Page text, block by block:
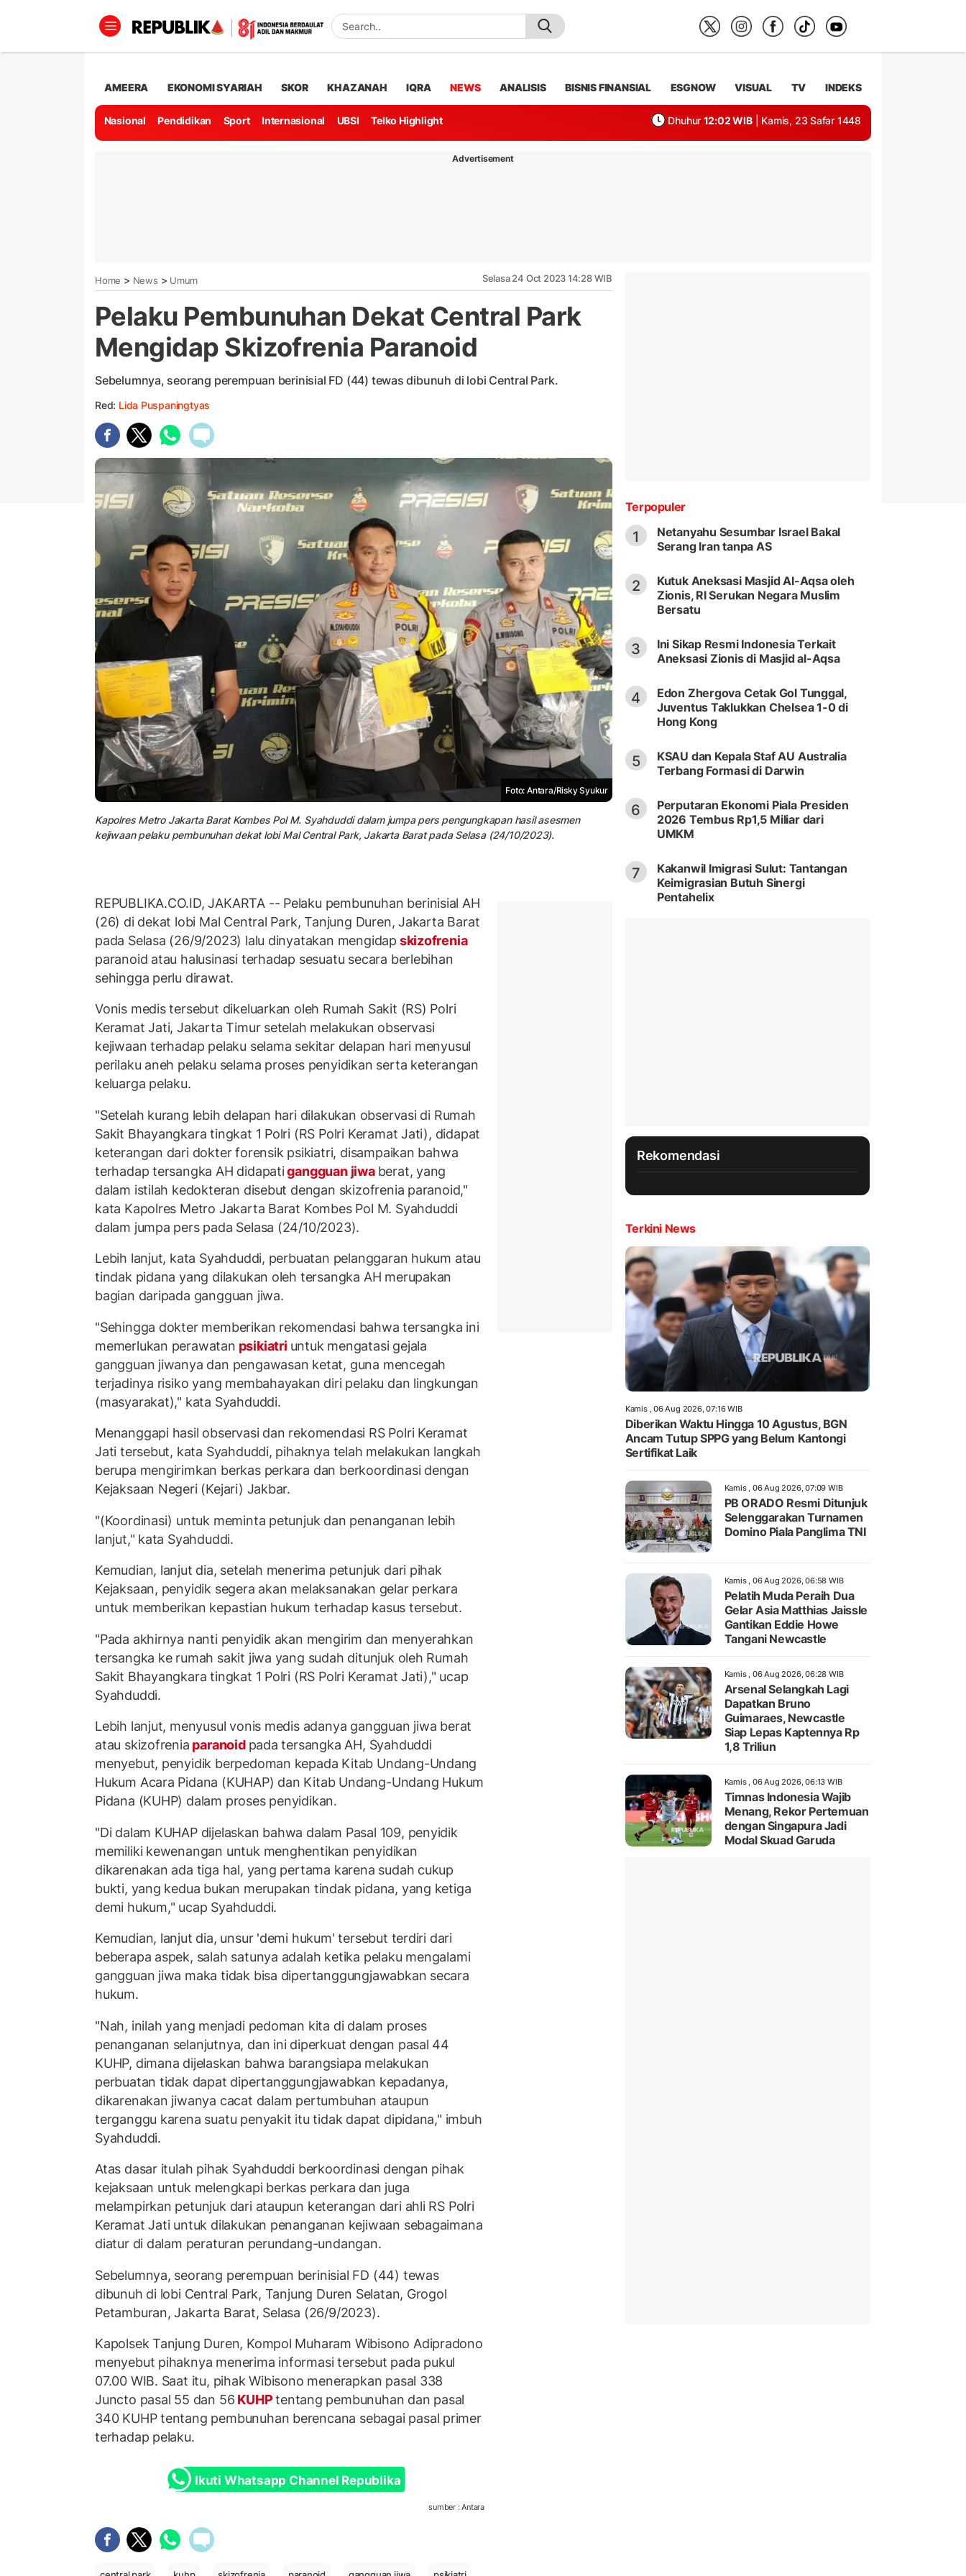
AMEERA EKONOMI SYARIAH SKOR KHAZANAH IQRA NEWS ANALISIS BISNIS FINANSIAL ESGNOW VISUAL TV INDEKS
Nasional Pendidikan Sport Internasional UBSI Telko Highlight Dhuhur 12:02 WIB | Kamis, 23 Safar 1448
Advertisement
Home > News > Umum Selasa 24 Oct 2023 14:28 WIB
Pelaku Pembunuhan Dekat Central Park
Mengidap Skizofrenia Paranoid
Sebelumnya, seorang perempuan berinisial FD (44) tewas dibunuh di lobi Central Park.
Red: Lida Puspaningtyas
Foto: Antara/Risky Syukur
Kapolres Metro Jakarta Barat Kombes Pol M. Syahduddi dalam jumpa pers pengungkapan hasil asesmen
kejiwaan pelaku pembunuhan dekat lobi Mal Central Park, Jakarta Barat pada Selasa (24/10/2023).
REPUBLIKA.CO.ID, JAKARTA -- Pelaku pembunuhan berinisial AH
(26) di dekat lobi Mal Central Park, Tanjung Duren, Jakarta Barat
pada Selasa (26/9/2023) lalu dinyatakan mengidap skizofrenia
paranoid atau halusinasi terhadap sesuatu secara berlebihan
sehingga perlu dirawat.
Vonis medis tersebut dikeluarkan oleh Rumah Sakit (RS) Polri
Keramat Jati, Jakarta Timur setelah melakukan observasi
kejiwaan terhadap pelaku selama sekitar delapan hari menyusul
perilaku aneh pelaku selama proses penyidikan serta keterangan
keluarga pelaku.
"Setelah kurang lebih delapan hari dilakukan observasi di Rumah
Sakit Bhayangkara tingkat 1 Polri (RS Polri Keramat Jati), didapat
keterangan dari dokter forensik psikiatri, disampaikan bahwa
terhadap tersangka AH didapatigangguan jiwa berat, yang
dalam istilah kedokteran disebut dengan skizofrenia paranoid,"
kata Kapolres Metro Jakarta Barat Kombes Pol M. Syahduddi
dalam jumpa pers pada Selasa (24/10/2023).
Lebih lanjut, kata Syahduddi, perbuatan pelanggaran hukum atau
tindak pidana yang dilakukan oleh tersangka AH merupakan
bagian daripada gangguan jiwa.
"Sehingga dokter memberikan rekomendasi bahwa tersangka ini
memerlukan perawatan psikiatri untuk mengatasi gejala
gangguan jiwanya dan pengawasan ketat, guna mencegah
terjadinya risiko yang membahayakan diri pelaku dan lingkungan
(masyarakat)," kata Syahduddi.
Menanggapi hasil observasi dan rekomendasi RS Polri Keramat
Jati tersebut, kata Syahduddi, pihaknya telah melakukan langkah
berupa mengirimkan berkas perkara dan berkoordinasi dengan
Kejaksaan Negeri (Kejari) Jakbar.
"(Koordinasi) untuk meminta petunjuk dan penanganan lebih
lanjut," kata Syahduddi.
Kemudian, lanjut dia, setelah menerima petunjuk dari pihak
Kejaksaan, penyidik segera akan melaksanakan gelar perkara
untuk memberikan kepastian hukum terhadap kasus tersebut.
"Pada akhirnya nanti penyidik akan mengirim dan menyerahkan
tersangka ke rumah sakit jiwa yang sudah ditunjuk oleh Rumah
Sakit Bhayangkara tingkat 1 Polri (RS Polri Keramat Jati)," ucap
Syahduddi.
Lebih lanjut, menyusul vonis medis adanya gangguan jiwa berat
atau skizofrenia paranoid pada tersangka AH, Syahduddi
menyebut, penyidik berpedoman kepada Kitab Undang-Undang
Hukum Acara Pidana (KUHAP) dan Kitab Undang-Undang Hukum
Pidana (KUHP) dalam proses penyidikan.
"Di dalam KUHAP dijelaskan bahwa dalam Pasal 109, penyidik
memiliki kewenangan untuk menghentikan penyidikan
dikarenakan ada tiga hal, yang pertama karena sudah cukup
bukti, yang kedua bukan merupakan tindak pidana, yang ketiga
demi hukum," ucap Syahduddi.
Kemudian, lanjut dia, unsur 'demi hukum' tersebut terdiri dari
beberapa aspek, salah satunya adalah ketika pelaku mengalami
gangguan jiwa maka tidak bisa dipertanggungjawabkan secara
hukum.
"Nah, inilah yang menjadi pedoman kita di dalam proses
penanganan selanjutnya, dan ini diperkuat dengan pasal 44
KUHP, dimana dijelaskan bahwa barangsiapa melakukan
perbuatan tidak dapat dipertanggungjawabkan kepadanya,
dikarenakan jiwanya cacat dalam pertumbuhan ataupun
terganggu karena suatu penyakit itu tidak dapat dipidana," imbuh
Syahduddi.
Atas dasar itulah pihak Syahduddi berkoordinasi dengan pihak
kejaksaan untuk melengkapi berkas perkara dan juga
melampirkan petunjuk dari ataupun keterangan dari ahli RS Polri
Keramat Jati untuk dilakukan penanganan kejiwaan sebagaimana
diatur di dalam peraturan perundang-undangan.
Sebelumnya, seorang perempuan berinisial FD (44) tewas
dibunuh di lobi Central Park, Tanjung Duren Selatan, Grogol
Petamburan, Jakarta Barat, Selasa (26/9/2023).
Kapolsek Tanjung Duren, Kompol Muharam Wibisono Adipradono
menyebut pihaknya menerima informasi tersebut pada pukul
07.00 WIB. Saat itu, pihak Wibisono menerapkan pasal 338
Juncto pasal 55 dan 56 KUHPtentang pembunuhan dan pasal
340 KUHP tentang pembunuhan berencana sebagai pasal primer
terhadap pelaku.
Ikuti Whatsapp Channel Republika
sumber : Antara
Terpopuler
1
Netanyahu Sesumbar Israel Bakal
Serang Iran tanpa AS
2
Kutuk Aneksasi Masjid Al-Aqsa oleh
Zionis, RI Serukan Negara Muslim
Bersatu
3
Ini Sikap Resmi Indonesia Terkait
Aneksasi Zionis di Masjid al-Aqsa
4
Edon Zhergova Cetak Gol Tunggal,
Juventus Taklukkan Chelsea 1-0 di
Hong Kong
5
KSAU dan Kepala Staf AU Australia
Terbang Formasi di Darwin
6
Perputaran Ekonomi Piala Presiden
2026 Tembus Rp1,5 Miliar dari
UMKM
7
Kakanwil Imigrasi Sulut: Tantangan
Keimigrasian Butuh Sinergi
Pentahelix
Rekomendasi
Terkini News
Kamis , 06 Aug 2026, 07:16 WIB
Diberikan Waktu Hingga 10 Agustus, BGN
Ancam Tutup SPPG yang Belum Kantongi
Sertifikat Laik
Kamis , 06 Aug 2026, 07:09 WIB
PB ORADO Resmi Ditunjuk
Selenggarakan Turnamen
Domino Piala Panglima TNI
Kamis , 06 Aug 2026, 06:58 WIB
Pelatih Muda Peraih Dua
Gelar Asia Matthias Jaissle
Gantikan Eddie Howe
Tangani Newcastle
Kamis , 06 Aug 2026, 06:28 WIB
Arsenal Selangkah Lagi
Dapatkan Bruno
Guimaraes, Newcastle
Siap Lepas Kaptennya Rp
1,8 Triliun
Kamis , 06 Aug 2026, 06:13 WIB
Timnas Indonesia Wajib
Menang, Rekor Pertemuan
dengan Singapura Jadi
Modal Skuad Garuda